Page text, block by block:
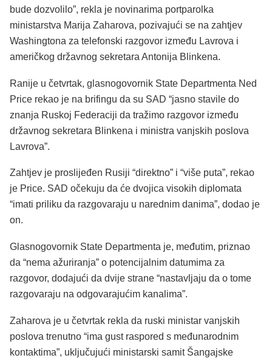
bude dozvolilo”, rekla je novinarima portparolka
ministarstva Marija Zaharova, pozivajući se na zahtjev
Washingtona za telefonski razgovor između Lavrova i
američkog državnog sekretara Antonija Blinkena.
Ranije u četvrtak, glasnogovornik State Departmenta Ned
Price rekao je na brifingu da su SAD “jasno stavile do
znanja Ruskoj Federaciji da tražimo razgovor između
državnog sekretara Blinkena i ministra vanjskih poslova
Lavrova”.
Zahtjev je proslijeđen Rusiji “direktno” i “više puta”, rekao
je Price. SAD očekuju da će dvojica visokih diplomata
“imati priliku da razgovaraju u narednim danima”, dodao je
on.
Glasnogovornik State Departmenta je, međutim, priznao
da “nema ažuriranja” o potencijalnim datumima za
razgovor, dodajući da dvije strane “nastavljaju da o tome
razgovaraju na odgovarajućim kanalima”.
Zaharova je u četvrtak rekla da ruski ministar vanjskih
poslova trenutno “ima gust raspored s međunarodnim
kontaktima”, uključujući ministarski samit Šangajske